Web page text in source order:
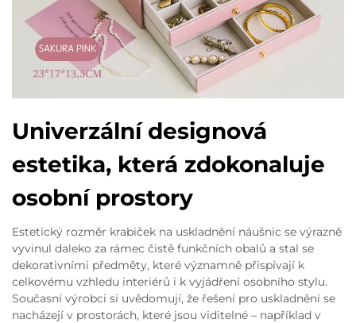
Univerzální designová
estetika, která zdokonaluje
osobní prostory
Estetický rozměr krabiček na uskladnění náušnic se výrazně
vyvinul daleko za rámec čistě funkčních obalů a stal se
dekorativními předměty, které významně přispívají k
celkovému vzhledu interiérů i k vyjádření osobního stylu.
Současní výrobci si uvědomují, že řešení pro uskladnění se
nacházejí v prostorách, které jsou viditelné – například v